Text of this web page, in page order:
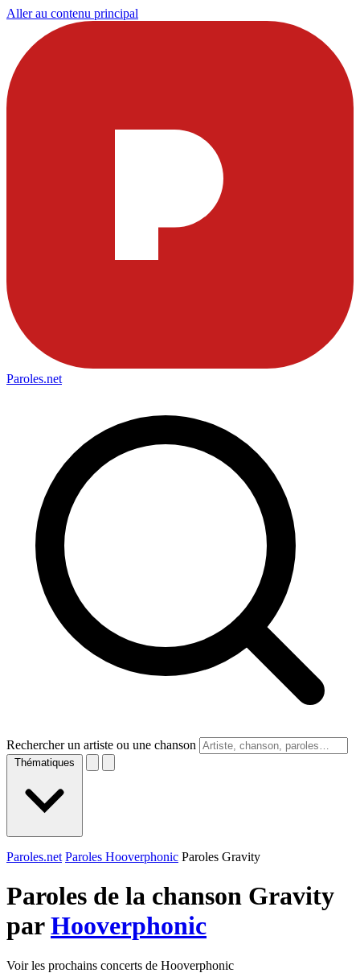
Aller au contenu principal
Paroles.net
Rechercher un artiste ou une chanson
Thématiques
Paroles.net Paroles Hooverphonic Paroles Gravity
Paroles de la chanson Gravity
parHooverphonic
Voir les prochains concerts de Hooverphonic